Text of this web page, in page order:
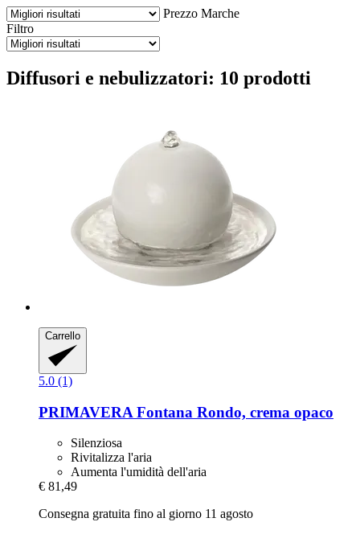
Prezzo Marche
Filtro
Diffusori e nebulizzatori: 10 prodotti
Carrello
5.0 (1)
PRIMAVERA Fontana Rondo, crema opaco
Silenziosa
Rivitalizza l'aria
Aumenta l'umidità dell'aria
€ 81,49
Consegna gratuita fino al giorno 11 agosto